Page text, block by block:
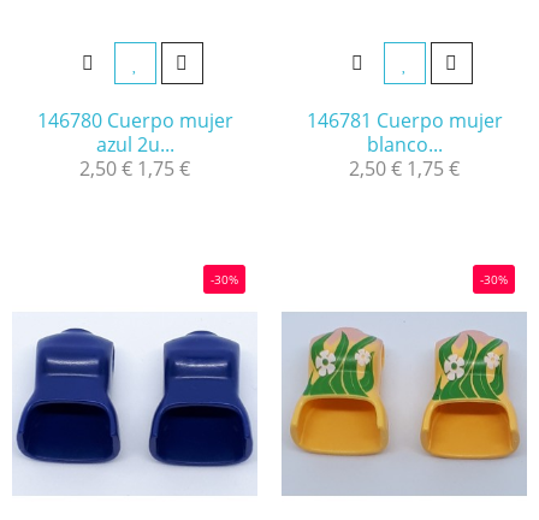
146780 Cuerpo mujer
azul 2u...
2,50 € 1,75 €
146781 Cuerpo mujer
blanco...
2,50 € 1,75 €
-30% -30%